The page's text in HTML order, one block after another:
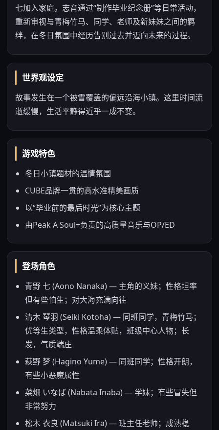
七加入家庭。志音通过“制作毕业纪念册”等日常活动，
重新审视与青梅竹马、同学、老师及新妹妹之间的羁
绊，在冬日氛围中经历告别过去并迈向未来的过程。
世界观设定
故事发生在一个被雪覆盖的偏远沿海小镇。这里时间流
逝缓慢，生活平静得近乎一成不变。
游戏特色
冬日小镇题材的温情氛围
CUBE品牌一贯的高水准精美画质
以“毕业前的最后时光”为核心主题
由Peak A Soul+负责的高质量音乐与OP/ED
登场角色
青野 七 (Aono Nanaka) — 主角的义妹；性格坦率
但有些怕生；对大海充满向往
清木 琴羽 (Seiki Kotoha) — 同班同学，青梅竹马；
优等生类型，性格温柔体贴，班级中心人物；长
发，气质端庄
萩野 梦 (Hagino Yume) — 同班同学；性格开朗，
有些小恶魔属性
菜畑 いなば (Nabata Inaba) — 学妹；有些冒失但
非常努力
松木 衣良 (Matsuki Ira) — 班主任老师；成熟稳